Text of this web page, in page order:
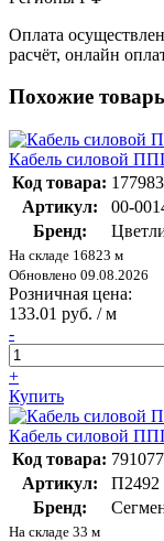
Оплата
расчёт, онлайн
Похожие
Кабель силовой
Код товара:
Артикул:
00-
Бренд:
На складе 16823 м
Обновлено 09.08.2026
Розничная цена:
133.01 руб. / м
-
+
Купить
Кабель силовой
Код товара:
Артикул:
П2492
Бренд:
На складе 33 м